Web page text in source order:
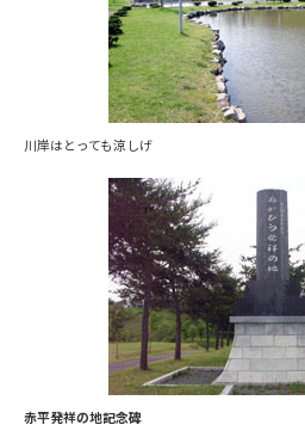
川岸はとっても涼しげ
赤平発祥の地記念碑